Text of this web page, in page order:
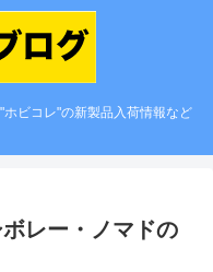
ビコレ"の新製品入荷情報など
レー・ノマドの